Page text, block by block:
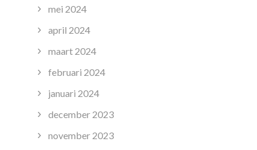
mei 2024
april 2024
maart 2024
februari 2024
januari 2024
december 2023
november 2023